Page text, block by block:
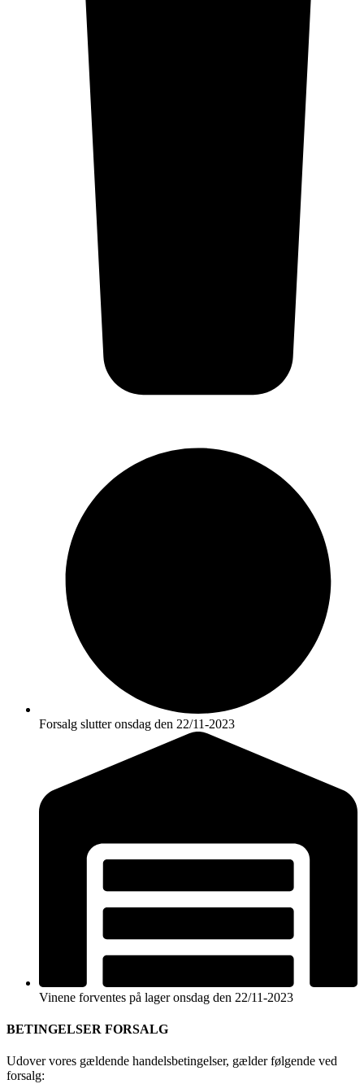
Forsalg slutter onsdag den 22/11-2023
Vinene forventes på lager onsdag den 22/11-2023
BETINGELSER FORSALG
Udover vores gældende handelsbetingelser, gælder følgende ved
forsalg: